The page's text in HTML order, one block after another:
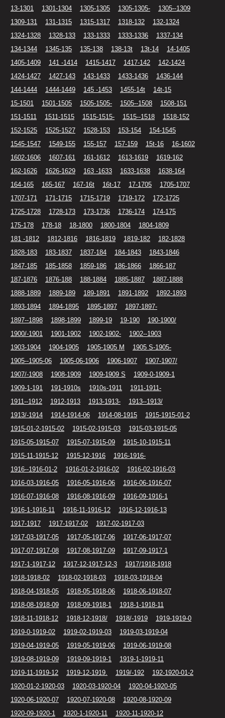
13-1301
1301-1304 1305-1305 1305-1305-
1305--1309
1309-131
131-1315 1315-1317 1318-132
132-1324
1324-1328
1328-133 133-1333 1333-1336
1337-134
134-1344
1345-135 135-138 138-13t 13t-14
14-1405
1405-1409
141 -1414 1415-1417 1417-142
142-1424
1424-1427
1427-143 143-1433 1433-1436
1436-144
144-1444
1444-1449 145 -1453 1455-14t
14t-15
15-1501
1501-1505 1505-1505- 1505--1508
1508-151
151-1511
1511-1515 1515-1515- 1515--1518
1518-152
152-1525
1525-1527 1528-153 153-154
154-1545
1545-1547
1549-155 155-157 157-159 15t-16
16-1602
1602-1606
1607-161 161-1612 1613-1619
1619-162
162-1626
1626-1629 163 -1633 1633-1638
1638-164
164-165
165-167 167-16t 16t-17 17-1705
1705-1707
1707-171
171-1715 1715-1719 1719-172
172-1725
1725-1728
1728-173 173-1736 1736-174
174-175
175-178
178-18 18-1800 1800-1804
1804-1809
181 -1812
1812-1816 1816-1819 1819-182
182-1828
1828-183
183-1837 1837-184 184-1843
1843-1846
1847-185
185-1858 1859-186 186-1866
1866-187
187-1876
1876-188 188-1884 1885-1887
1887-1888
1888-1889
1889-189 189-1891 1891-1892
1892-1893
1893-1894
1894-1895 1895-1897
1897-1897-
1897--1898
1898-1899 1899-19 19-190
190-1900/
1900/-1901
1901-1902 1902-1902-
1902--1903
1903-1904
1904-1905 1905-1905 M
1905 S-1905-
1905--1905-06
1905-06-1906 1906-1907
1907-1907/
1907/-1908
1908-1909 1909-1909 S
1909-0-1909-1
1909-1-191
191-1910s 1910s-1911
1911-1911-
1911--1912
1912-1913 1913-1913-
1913--1913/
1913/-1914
1914-1914-06 1914-08-1915
1915-1915-01-2
1915-01-2-1915-02
1915-02-1915-03
1915-03-1915-05
1915-05-1915-07
1915-07-1915-09
1915-10-1915-11
1915-11-1915-12
1915-12-1916
1916-1916-
1916--1916-01-2
1916-01-2-1916-02
1916-02-1916-03
1916-03-1916-05
1916-05-1916-06
1916-06-1916-07
1916-07-1916-08
1916-08-1916-09
1916-09-1916-1
1916-1-1916-11
1916-11-1916-12
1916-12-1916-13
1917-1917
1917-1917-02
1917-02-1917-03
1917-03-1917-05
1917-05-1917-06
1917-06-1917-07
1917-07-1917-08
1917-08-1917-09
1917-09-1917-1
1917-1-1917-12
1917-12-1917-12-3
1917/1918-1918
1918-1918-02
1918-02-1918-03
1918-03-1918-04
1918-04-1918-05
1918-05-1918-06
1918-06-1918-07
1918-08-1918-09
1918-09-1918-1
1918-1-1918-11
1918-11-1918-12
1918-12-1918/ 1918/-1919
1919-1919-0
1919-0-1919-02
1919-02-1919-03
1919-03-1919-04
1919-04-1919-05
1919-05-1919-06
1919-06-1919-08
1919-08-1919-09
1919-09-1919-1
1919-1-1919-11
1919-11-1919-12
1919-12-1919. 1919/-192
192-1920-01-2
1920-01-2-1920-03
1920-03-1920-04
1920-04-1920-05
1920-06-1920-07
1920-07-1920-08
1920-08-1920-09
1920-09-1920-1
1920-1-1920-11
1920-11-1920-12